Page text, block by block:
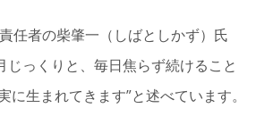
任者の柴肇一（しばとしかず）氏
じっくりと、毎日焦らず続けること
に生まれてきます”と述べています。